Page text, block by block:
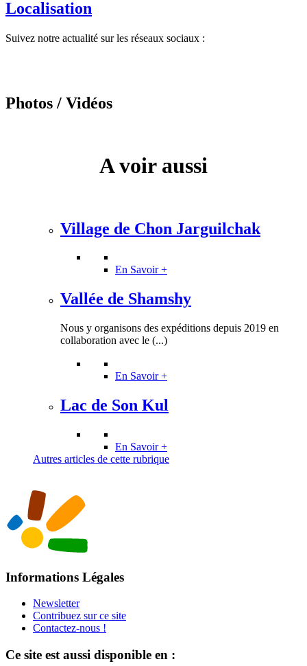
Localisation
Suivez notre actualité sur les réseaux sociaux :
Photos / Vidéos
A voir aussi
Village de Chon Jarguilchak
En Savoir +
Vallée de Shamshy
Nous y organisons des expéditions depuis 2019 en
collaboration avec le (...)
En Savoir +
Lac de Son Kul
En Savoir +
Autres articles de cette rubrique
Informations Légales
Newsletter
Contribuez sur ce site
Contactez-nous !
Ce site est aussi disponible en :